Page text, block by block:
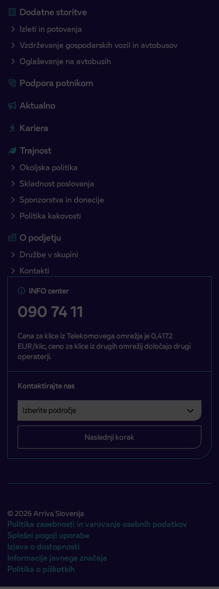
Dodatne storitve
Izleti in potovanja
Vzdrževanje gospodarskih vozil in avtobusov
Oglaševanje na avtobusih
Podpora potnikom
Aktualno
Kariera
Trajnost
Okoljska politika
Skladnost poslovanja
Sponzorstva in donacije
Politika kakovosti
O podjetju
Družbe v skupini
Kontakti
INFO center
090 74 11
Cena za klice iz Telekomovega omrežja je 0,4172
EUR/klic, ceno za klice iz drugih omrežij določajo drugi
operaterji.
Kontaktirajte nas
Izberite področje
Področje je obvezno izbrati.
Naslednji korak
© 2026 Arriva Slovenija
Politika zasebnosti in varovanja osebnih podatkov
Splošni pogoji uporabe
Izjava o dostopnosti
Informacije javnega značaja
Politika o piškotkih